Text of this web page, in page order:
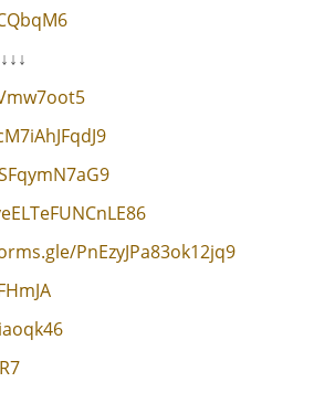
PnEzyJPa83ok12jq9